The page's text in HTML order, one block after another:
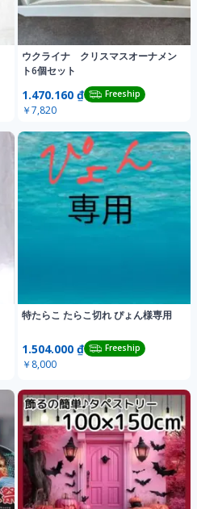
ウクライナ クリスマスオーナメン
ト6個セット
1.470.160 ₫ Freeship
￥7,820
特たらこ たらこ切れ ぴょん様専用
1.504.000 ₫ Freeship
￥8,000